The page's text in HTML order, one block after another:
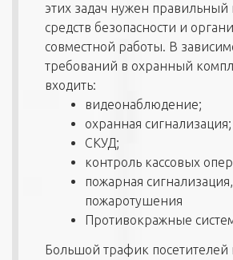
этих задач нужен правильный
средств безопасности и
совместной работы. В
требований в охранный
входить:
видеонаблюдение;
охранная сигнализация;
СКУД;
контроль кассовых
пожарная
пожаротушения
Противокражные
Большой трафик посетителей